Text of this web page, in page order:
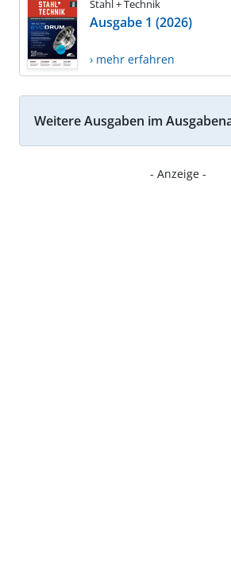
Stahl + Technik
Ausgabe 1 (2026)
› mehr erfahren
Weitere Ausgaben im
- Anzeige -